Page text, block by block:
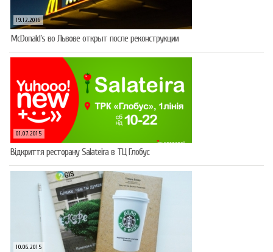
19.12.2016
McDonald’s во Львове открыт после реконструкции
01.07.2015
Відкриття ресторану Salateirа в ТЦ Глобус
10.06.2015